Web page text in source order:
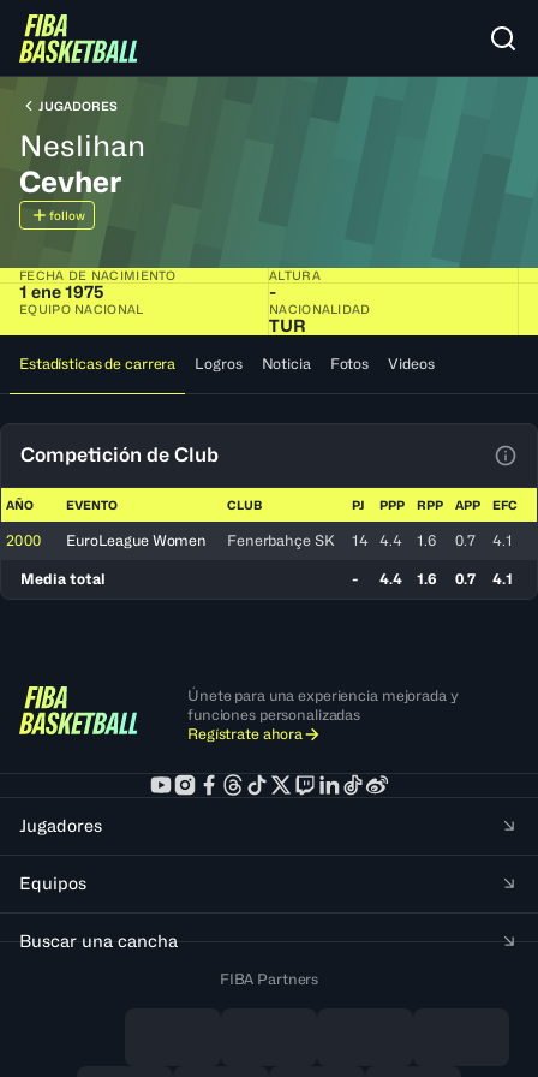
JUGADORES
Neslihan
Cevher
follow
FECHA DE NACIMIENTO
1 ene 1975
ALTURA
-
EQUIPO NACIONAL NACIONALIDAD
TUR
Estadísticas de carrera Logros Noticia Fotos Videos
Competición de Club
AÑO EVENTO CLUB PJ PPP RPP APP EFC
2000 EuroLeague Women Fenerbahçe SK 14 4.4 1.6 0.7 4.1
Media total - 4.4 1.6 0.7 4.1
Únete para una experiencia mejorada y
funciones personalizadas
Regístrate ahora
Jugadores
Equipos
Buscar una cancha
FIBA Partners